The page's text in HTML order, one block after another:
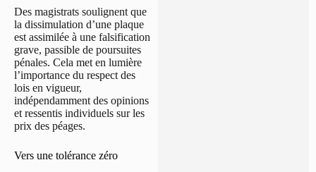
Des magistrats soulignent que
la dissimulation d’une plaque
est assimilée à une falsification
grave, passible de poursuites
pénales. Cela met en lumière
l’importance du respect des
lois en vigueur,
indépendamment des opinions
et ressentis individuels sur les
prix des péages.
Vers une tolérance zéro